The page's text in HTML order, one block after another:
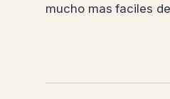
mucho mas faciles